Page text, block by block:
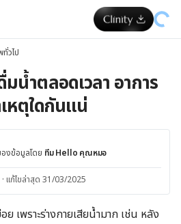
วไป
น้ำตลอดเวลา อาการ
หตุใดกันแน่
งข้อมูลโดย ทีม Hello คุณหมอ
· แก้ไขล่าสุด 31/03/2025
เพราะร่างกายเสียน้ำมาก เช่น หลัง